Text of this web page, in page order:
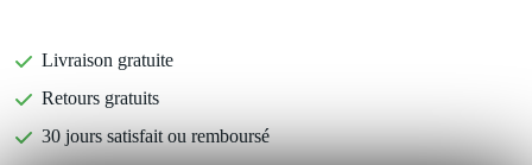
Livraison gratuite
Retours gratuits
30 jours satisfait ou remboursé